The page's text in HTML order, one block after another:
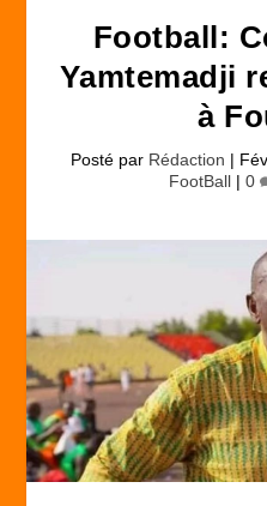
Football:
Yamtemadji
à
Posté par Rédaction |
FootBall | 0